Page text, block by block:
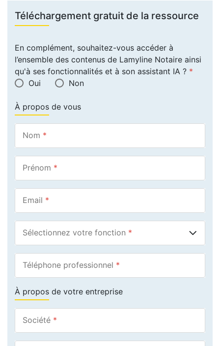
Téléchargement gratuit de la ressource
En complément, souhaitez-vous accéder à
l’ensemble des contenus de Lamyline Notaire ainsi
qu'à ses fonctionnalités et à son assistant IA ? *
Oui
Non
À propos de vous
Nom *
Prénom *
Email *
Sélectionnez votre fonction *
Téléphone professionnel *
À propos de votre entreprise
Société *